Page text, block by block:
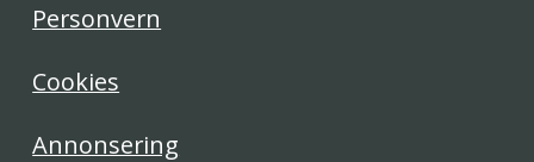
Personvern
Cookies
Annonsering